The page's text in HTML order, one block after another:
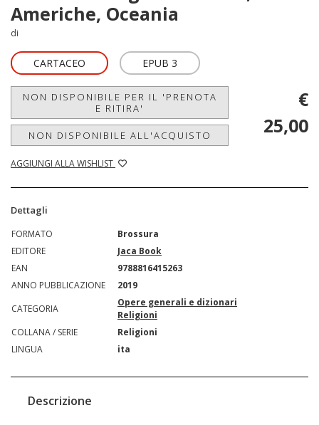
Americhe, Oceania
di
CARTACEO EPUB 3
NON DISPONIBILE PER IL 'PRENOTA
E RITIRA'
NON DISPONIBILE ALL'ACQUISTO
AGGIUNGI ALLA WISHLIST
€
25,00
Dettagli
FORMATO
Brossura
EDITORE
Jaca Book
EAN
9788816415263
ANNO PUBBLICAZIONE
2019
CATEGORIA
Opere generali e dizionari
Religioni
COLLANA / SERIE
Religioni
LINGUA
ita
Descrizione